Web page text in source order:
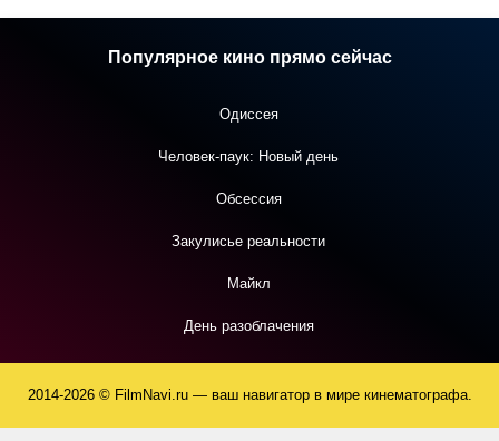
Популярное кино прямо сейчас
Одиссея
Человек-паук: Новый день
Обсессия
Закулисье реальности
Майкл
День разоблачения
2014-2026 © FilmNavi.ru — ваш навигатор в мире кинематографа.